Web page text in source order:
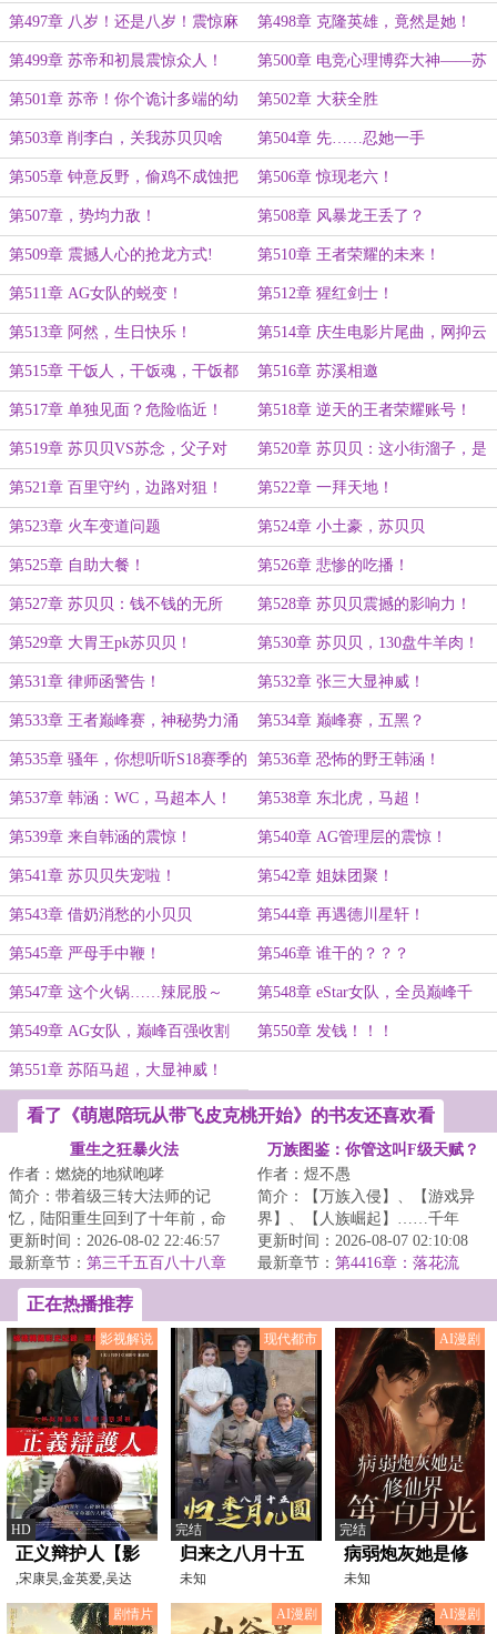
式！
第497章 八岁！还是八岁！震惊麻
了！
第498章 克隆英雄，竟然是她！
第499章 苏帝和初晨震惊众人！ 第500章 电竞心理博弈大神——苏
贝贝！
第501章 苏帝！你个诡计多端的幼
狼王！
第502章 大获全胜
第503章 削李白，关我苏贝贝啥
事？
第504章 先……忍她一手
第505章 钟意反野，偷鸡不成蚀把
米！
第506章 惊现老六！
第507章，势均力敌！ 第508章 风暴龙王丢了？
第509章 震撼人心的抢龙方式! 第510章 王者荣耀的未来！
第511章 AG女队的蜕变！ 第512章 猩红剑士！
第513章 阿然，生日快乐！ 第514章 庆生电影片尾曲，网抑云
榜单第一！！！
第515章 干饭人，干饭魂，干饭都
是人上人！！！
第516章 苏溪相邀
第517章 单独见面？危险临近！ 第518章 逆天的王者荣耀账号！
第519章 苏贝贝VS苏念，父子对
决，皇城pk！
第520章 苏贝贝：这小街溜子，是
我爸爸？
第521章 百里守约，边路对狙！ 第522章 一拜天地！
第523章 火车变道问题 第524章 小土豪，苏贝贝
第525章 自助大餐！ 第526章 悲惨的吃播！
第527章 苏贝贝：钱不钱的无所
谓，重点是想比了
第528章 苏贝贝震撼的影响力！
第529章 大胃王pk苏贝贝！ 第530章 苏贝贝，130盘牛羊肉！
第531章 律师函警告！ 第532章 张三大显神威！
第533章 王者巅峰赛，神秘势力涌
入！
第534章 巅峰赛，五黑？
第535章 骚年，你想听听S18赛季的
故事吗？
第536章 恐怖的野王韩涵！
第537章 韩涵：WC，马超本人！ 第538章 东北虎，马超！
第539章 来自韩涵的震惊！ 第540章 AG管理层的震惊！
第541章 苏贝贝失宠啦！ 第542章 姐妹团聚！
第543章 借奶消愁的小贝贝 第544章 再遇德川星轩！
第545章 严母手中鞭！ 第546章 谁干的？？？
第547章 这个火锅……辣屁股～ 第548章 eStar女队，全员巅峰千
强！
第549章 AG女队，巅峰百强收割
机！
第550章 发钱！！！
第551章 苏陌马超，大显神威！
看了《萌崽陪玩从带飞皮克桃开始》的书友还喜欢看
重生之狂暴火法
作者：燃烧的地狱咆哮
简介：带着级三转大法师的记
忆，陆阳重生回到了十年前，命
运跟他开了一个玩笑，曾经失去
过的，被夺走的，...
更新时间：2026-08-02 22:46:57
最新章节： 第三千五百八十八章
挑拨离间
万族图鉴：你管这叫F级天赋？
作者：煜不愚
简介：【万族入侵】、【游戏异
界】、【人族崛起】……千年
前，昊天塔降临蓝星，万族入
侵，以樱花国覆灭开...
更新时间：2026-08-07 02:10:08
最新章节： 第4416章：落花流
正在热播推荐
影视解说
HD
正义辩护人【影
视解说】
,宋康昊,金英爱,吴达
洙,郭度沅,任时完,宋永
现代都市
完结
归来之八月十五
月儿圆
未知
AI漫剧
完结
病弱炮灰她是修
仙界第一白月光
未知
剧情片 AI漫剧 AI漫剧